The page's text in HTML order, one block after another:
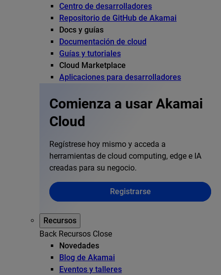
Centro de desarrolladores
Repositorio de GitHub de Akamai
Docs y guías
Documentación de cloud
Guías y tutoriales
Cloud Marketplace
Aplicaciones para desarrolladores
Comienza a usar Akamai
Cloud
Regístrese hoy mismo y acceda a
herramientas de cloud computing, edge e IA
creadas para su negocio.
Registrarse
Recursos
Back Recursos Close
Novedades
Blog de Akamai
Eventos y talleres